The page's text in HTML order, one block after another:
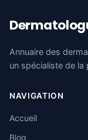
Annuaire des
un spécialiste de
NAVIGATION
Accueil
Blog